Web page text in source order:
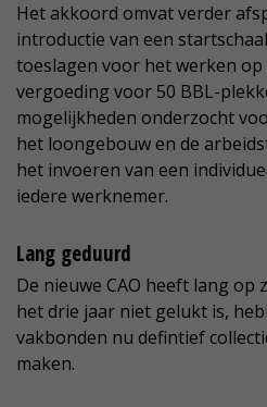
Het akkoord omvat verder
introductie van een
toeslagen voor het werken op
vergoeding voor 50 BBL-
mogelijkheden onderzocht
het loongebouw en de
het invoeren van een
iedere werknemer.
Lang geduurd
De nieuwe CAO heeft lang op
het drie jaar niet gelukt is,
vakbonden nu defintief
maken.